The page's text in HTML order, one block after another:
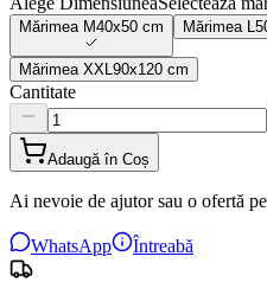
Mărimea M40x50 cm Mărimea
Mărimea XXL 90x120 cm
Cantitate
Adaugă în Coș
Ai nevoie de ajutor sau o ofertă
WhatsApp Întreabă